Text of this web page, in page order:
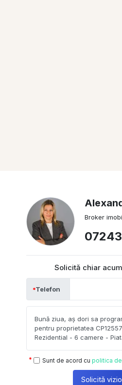
Broker
Solicită chiar
Telefon
Sunt de acord cu politica
Solicită